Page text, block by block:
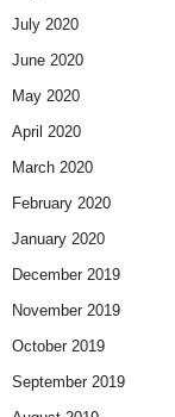
July 2020
June 2020
May 2020
April 2020
March 2020
February 2020
January 2020
December 2019
November 2019
October 2019
September 2019